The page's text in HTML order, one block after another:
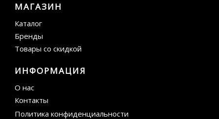
МАГАЗИН
Каталог
Бренды
Товары со скидкой
ИНФОРМАЦИЯ
О нас
Контакты
Политика конфиденциальности